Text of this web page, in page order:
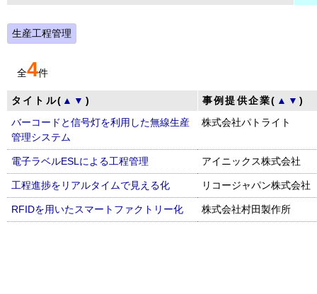
生産工程管理
全4件
タイトル( ▲ ▼ ) 事例提供企業( ▲ ▼)
バーコードと信号灯を利用した無線生産
管理システム
株式会社パトライト
電子ラベルESLによる工程管理 アイニックス株式会社
工程進捗をリアルタイムで見える化 リコージャパン株式会社
RFIDを用いたスマートファクトリー化 株式会社村田製作所